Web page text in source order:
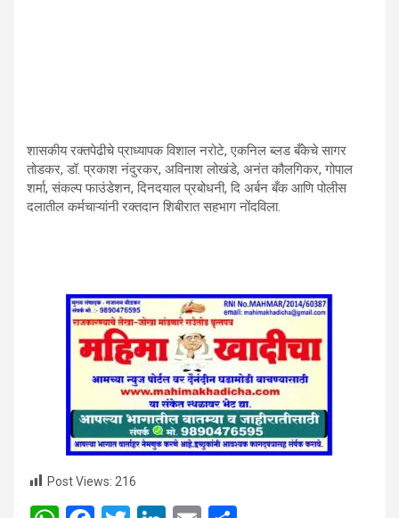
शासकीय रक्तपेढीचे प्राध्यापक विशाल नरोटे, एकनिल ब्लड बँकेचे सागर
तोडकर, डॉ. प्रकाश नंदुरकर, अविनाश लोखंडे, अनंत कौलगिकर, गोपाल
शर्मा, संकल्प फाउंडेशन, दिनदयाल प्रबोधनी, दि अर्बन बँक आणि पोलीस
दलातील कर्मचाऱ्यांनी रक्तदान शिबीरात सहभाग नोंदविला.
Post Views: 216